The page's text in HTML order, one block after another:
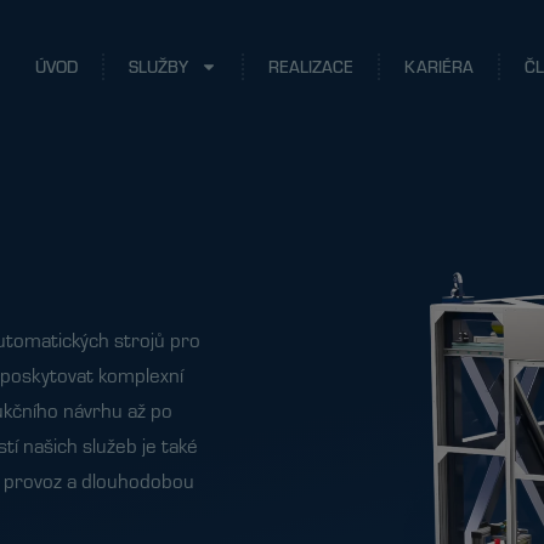
ÚVOD SLUŽBY REALIZACE KARIÉRA
strojů pro
komplexní
návrhu až po
našich služeb je také
a dlouhodobou